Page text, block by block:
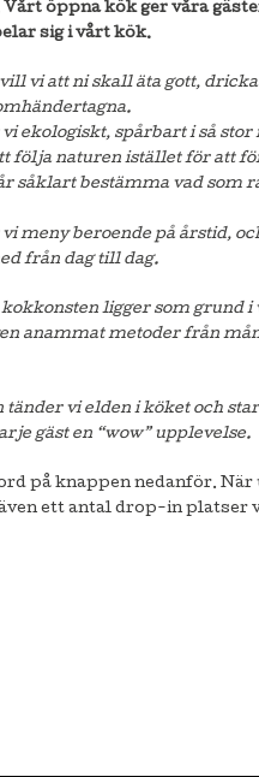
Vårt öppna kök ger våra
sig i vårt kök.
vi att ni skall äta gott,
vi ekologiskt, spårbart i så
följa naturen istället för att
såklart bestämma vad som
meny beroende på årstid,
från dag till dag.
ligger som grund i
anammat metoder från
tänder vi elden i köket och
gäst en “wow” upplevelse.
på knappen nedanför.
ett antal drop-in platser